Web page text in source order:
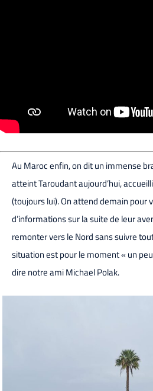
Au Maroc enfin, on dit un immense
atteint Taroudant aujourd’hui,
(toujours lui). On attend demain pour
d’informations sur la suite de leur
remonter vers le Nord sans suivre
situation est pour le moment « un
dire notre ami Michael Polak.